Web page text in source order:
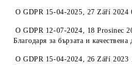
OGDPR 15-04-2025, 27 Září 2024
OGDPR 12-07-2024, 18 Prosinec
Благодаря за бързата и качествена
OGDPR 15-04-2024, 26 Září 2023